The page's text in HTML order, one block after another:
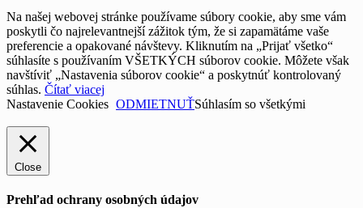
Na našej webovej stránke používame súbory cookie, aby sme vám
poskytli čo najrelevantnejší zážitok tým, že si zapamätáme vaše
preferencie a opakované návštevy. Kliknutím na „Prijať všetko“
súhlasíte s používaním VŠETKÝCH súborov cookie. Môžete však
navštíviť „Nastavenia súborov cookie“ a poskytnúť kontrolovaný
súhlas. Čítať viacej
Nastavenie Cookies ODMIETNUŤSúhlasím so všetkými
Close
Prehľad ochrany osobných údajov